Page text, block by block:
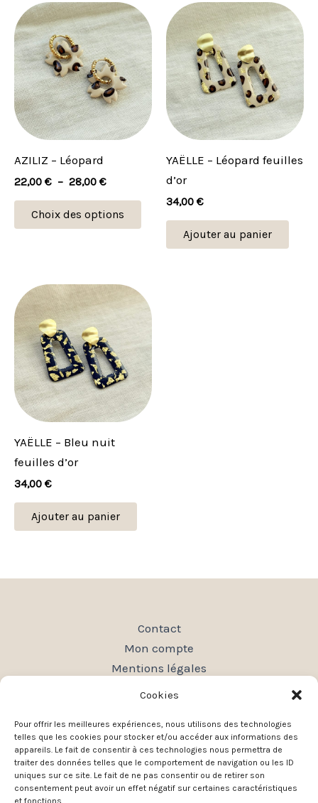
Cookies
Pour offrir les meilleures expériences, nous utilisons des technologies
telles que les cookies pour stocker et/ou accéder aux informations des
appareils. Le fait de consentir à ces technologies nous permettra de
traiter des données telles que le comportement de navigation ou les ID
uniques sur ce site. Le fait de ne pas consentir ou de retirer son
consentement peut avoir un effet négatif sur certaines caractéristiques
et fonctions.
AZILIZ – Léopard
22,00 € – 28,00 €
Plage
de
prix :
22,00 €
à
28,00 €
Choix des options
Ce
produit
a
plusieurs
variations.
Les
options
la
page
YAËLLE – Léopard feuilles
d’or
34,00 €
Ajouter au panier
YAËLLE – Bleu nuit
feuilles d’or
34,00 €
Ajouter au panier
Contact
Mon compte
Mentions légales
Conditions générales de vente
Plan du site